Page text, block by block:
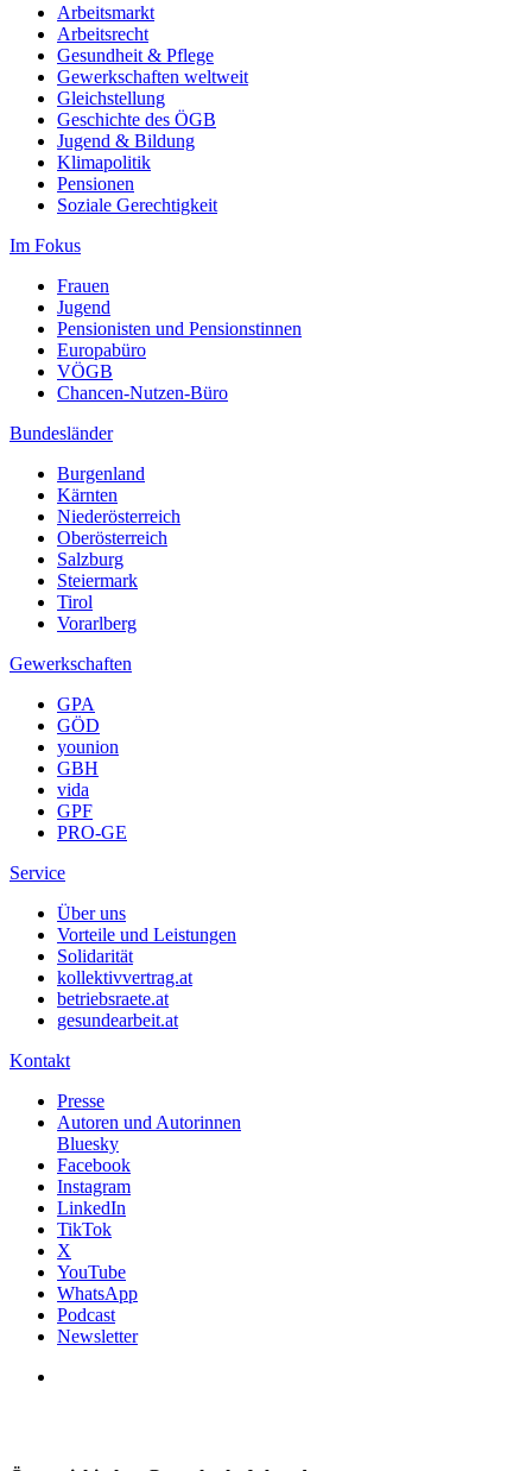
Arbeitsmarkt
Arbeitsrecht
Gesundheit & Pflege
Gewerkschaften weltweit
Gleichstellung
Geschichte des ÖGB
Jugend & Bildung
Klimapolitik
Pensionen
Soziale Gerechtigkeit
Im Fokus
Frauen
Jugend
Pensionisten und Pensionstinnen
Europabüro
VÖGB
Chancen-Nutzen-Büro
Bundesländer
Burgenland
Kärnten
Niederösterreich
Oberösterreich
Salzburg
Steiermark
Tirol
Vorarlberg
Gewerkschaften
GPA
GÖD
younion
GBH
vida
GPF
PRO-GE
Service
Über uns
Vorteile und Leistungen
Solidarität
kollektivvertrag.at
betriebsraete.at
gesundearbeit.at
Kontakt
Presse
Autoren und Autorinnen
Bluesky
Facebook
Instagram
LinkedIn
TikTok
X
YouTube
WhatsApp
Podcast
Newsletter